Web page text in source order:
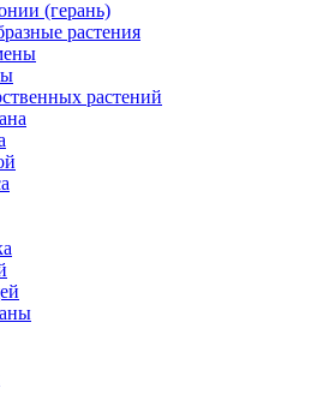
(герань)
растения
растений